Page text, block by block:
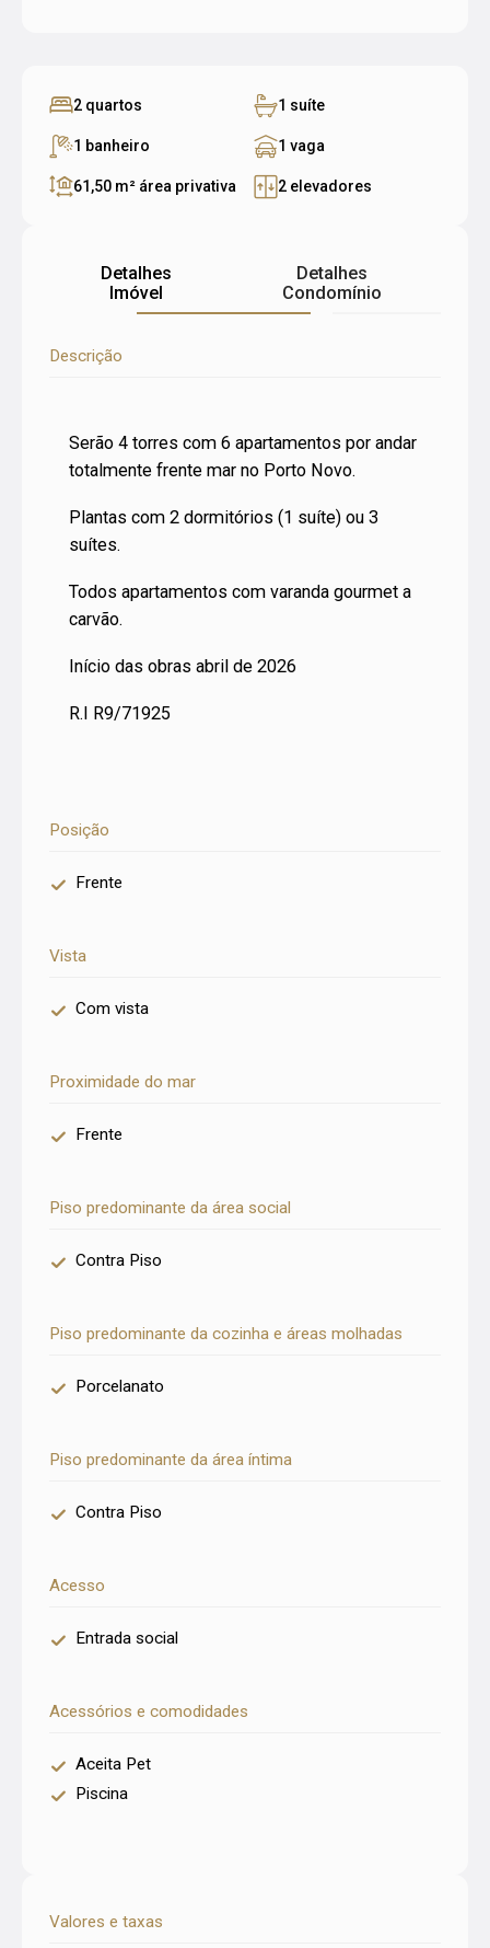
2 quartos 1 suíte
1 banheiro 1 vaga
61,50 m² área privativa 2 elevadores
Detalhes
Imóvel
Detalhes
Condomínio
Descrição
Serão 4 torres com 6 apartamentos por andar
totalmente frente mar no Porto Novo.
Plantas com 2 dormitórios (1 suíte) ou 3
suítes.
Todos apartamentos com varanda gourmet a
carvão.
Início das obras abril de 2026
R.I R9/71925
Posição
Frente
Vista
Com vista
Proximidade do mar
Frente
Piso predominante da área social
Contra Piso
Piso predominante da cozinha e áreas molhadas
Porcelanato
Piso predominante da área íntima
Contra Piso
Acesso
Entrada social
Acessórios e comodidades
Aceita Pet
Piscina
Valores e taxas